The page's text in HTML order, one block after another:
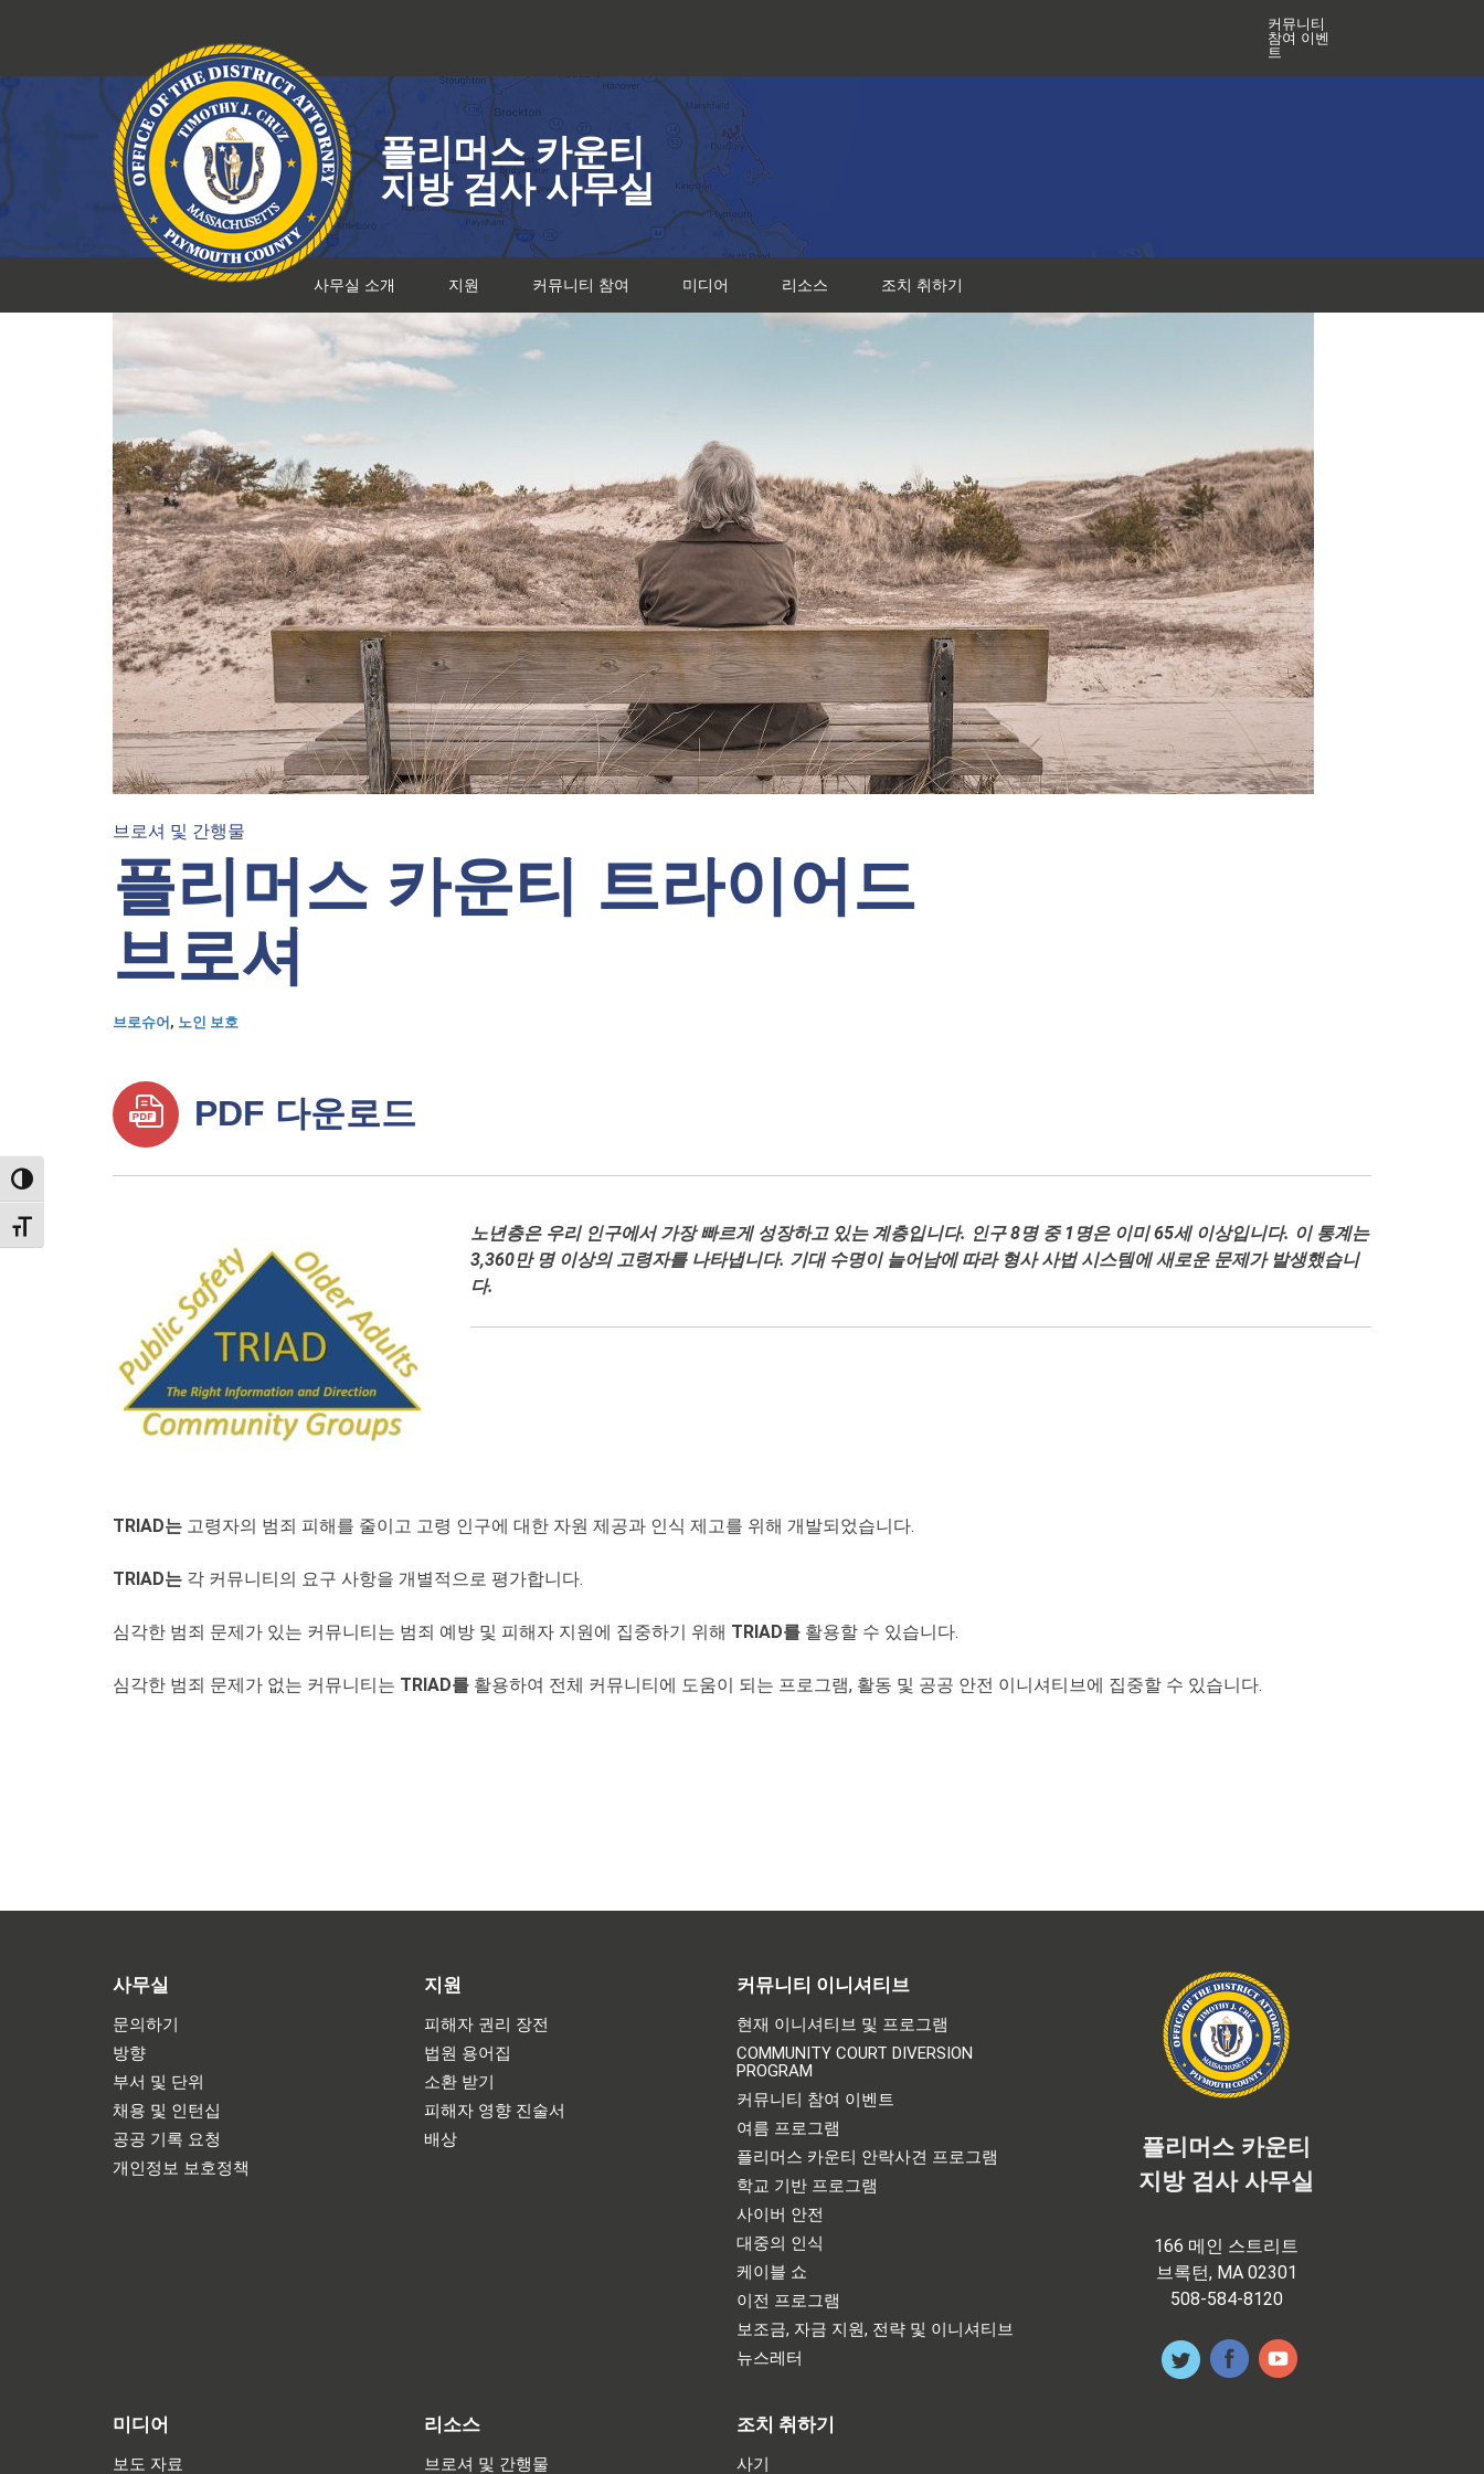
TOGGLE HIGH CONTRAST
TOGGLE FONT SIZE
로
건
뛰
기
커뮤니티
참여 이벤
트
플리머스 카운티
지방 검사 사무실
사무실 소개 지원 커뮤니티 참여 미디어 리소스 조치 취하기
브로셔 및 간행물
플리머스 카운티 트라이어드
브로셔
브로슈어 , 노인 보호
PDF 다운로드
노년층은 우리 인구에서 가장 빠르게 성장하고 있는 계층입니다. 인구 8명 중 1명은 이미 65세 이상입니다. 이 통계는
3,360만 명 이상의 고령자를 나타냅니다. 기대 수명이 늘어남에 따라 형사 사법 시스템에 새로운 문제가 발생했습니
다.
TRIAD는 고령자의 범죄 피해를 줄이고 고령 인구에 대한 자원 제공과 인식 제고를 위해 개발되었습니다.
TRIAD는 각 커뮤니티의 요구 사항을 개별적으로 평가합니다.
심각한 범죄 문제가 있는 커뮤니티는 범죄 예방 및 피해자 지원에 집중하기 위해 TRIAD를 활용할 수 있습니다.
심각한 범죄 문제가 없는 커뮤니티는 TRIAD를 활용하여 전체 커뮤니티에 도움이 되는 프로그램, 활동 및 공공 안전 이니셔티브에 집중할 수 있습니다.
사무실
문의하기
방향
부서 및 단위
채용 및 인턴십
공공 기록 요청
개인정보 보호정책
지원
피해자 권리 장전
법원 용어집
소환 받기
피해자 영향 진술서
배상
커뮤니티 이니셔티브
현재 이니셔티브 및 프로그램
COMMUNITY COURT DIVERSION
PROGRAM
커뮤니티 참여 이벤트
여름 프로그램
플리머스 카운티 안락사견 프로그램
학교 기반 프로그램
사이버 안전
대중의 인식
케이블 쇼
이전 프로그램
보조금, 자금 지원, 전략 및 이니셔티브
뉴스레터
미디어
보도 자료
리소스
브로셔 및 간행물
조치 취하기
사기
플리머스 카운티
지방 검사 사무실
166 메인 스트리트
브록턴, MA 02301
508-584-8120